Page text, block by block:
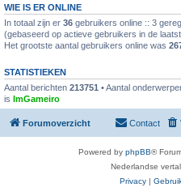
WIE IS ER ONLINE
In totaal zijn er 36 gebruikers online :: 3
(gebaseerd op actieve gebruikers in de
Het grootste aantal gebruikers online was
STATISTIEKEN
Aantal berichten 213751 • Aantal
is ImGameiro
Forumoverzicht Contact
Powered by phpBB®
Nederlandse
Privacy |